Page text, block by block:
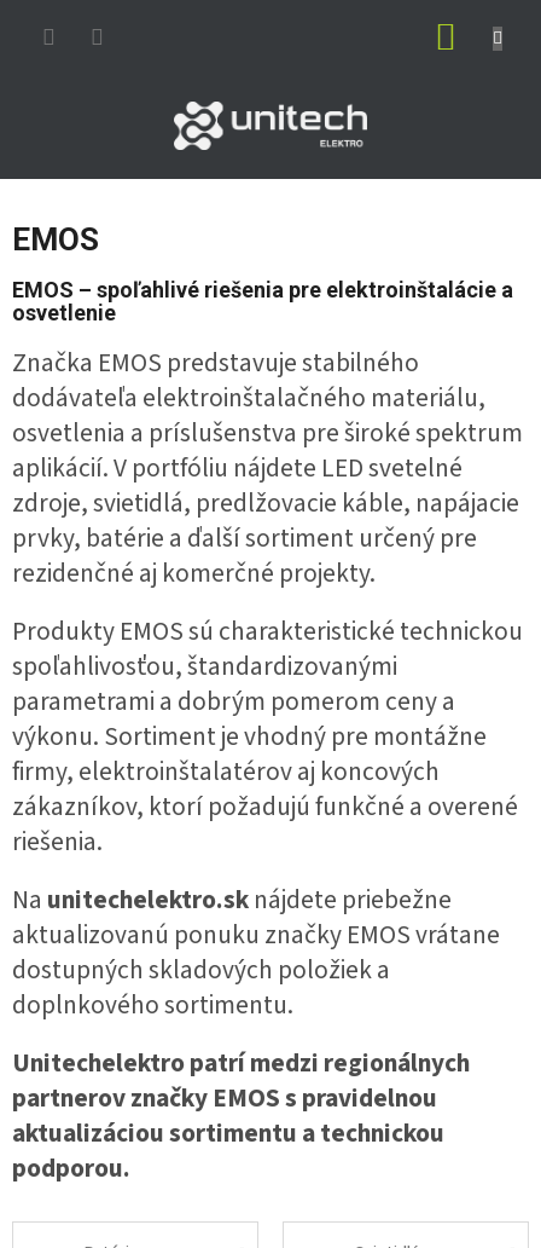
EMOS
EMOS – spoľahlivé riešenia pre elektroinštalácie a
osvetlenie
Značka EMOS predstavuje stabilného
dodávateľa elektroinštalačného materiálu,
osvetlenia a príslušenstva pre široké spektrum
aplikácií. V portfóliu nájdete LED svetelné
zdroje, svietidlá, predlžovacie káble, napájacie
prvky, batérie a ďalší sortiment určený pre
rezidenčné aj komerčné projekty.
Produkty EMOS sú charakteristické technickou
spoľahlivosťou, štandardizovanými
parametrami a dobrým pomerom ceny a
výkonu. Sortiment je vhodný pre montážne
firmy, elektroinštalatérov aj koncových
zákazníkov, ktorí požadujú funkčné a overené
riešenia.
Na unitechelektro.sknájdete priebežne
aktualizovanú ponuku značky EMOS vrátane
dostupných skladových položiek a
doplnkového sortimentu.
Unitechelektro patrí medzi regionálnych
partnerov značky EMOS s pravidelnou
aktualizáciou sortimentu a technickou
podporou.